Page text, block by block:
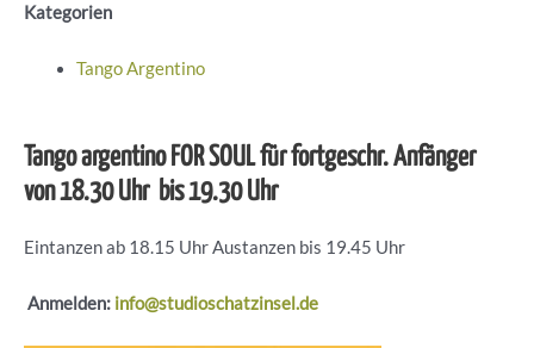
Kategorien
Tango Argentino
Tango argentino FOR SOUL für fortgeschr. Anfänger
von 18.30 Uhr bis 19.30 Uhr
Eintanzen ab 18.15 Uhr Austanzen bis 19.45 Uhr
Anmelden: info@studioschatzinsel.de